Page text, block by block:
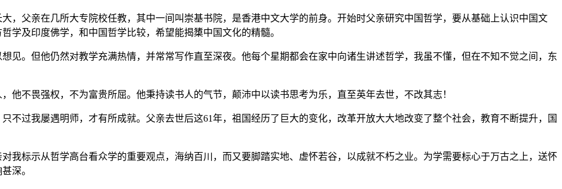
父亲在几所大专院校任教，其中一间叫崇基书院，是香港中文大学的前身。开始时父亲研究中国哲学，要从基础上认识中国文
学及印度佛学，和中国哲学比较，希望能揭橥中国文化的精髓。
。但他仍然对教学充满热情，并常常写作直至深夜。他每个星期都会在家中向诸生讲述哲学，我虽不懂，但在不知不觉之间，东
不畏强权，不为富贵所屈。他秉持读书人的气节，颠沛中以读书思考为乐，直至英年去世，不改其志！
过我屡遇明师，才有所成就。父亲去世后这61年，祖国经历了巨大的变化，改革开放大大地改变了整个社会，教育不断提升，国
标示从哲学高台看众学的重要观点，海纳百川，而又要脚踏实地、虚怀若谷，以成就不朽之业。为学需要标心于万古之上，送怀
深。